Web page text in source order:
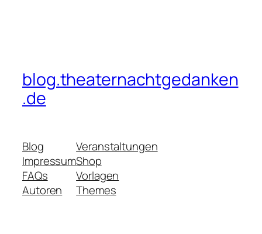
blog.theaternachtgedanken
.de
Blog
Impressum
FAQs
Autoren
Veranstaltungen
Shop
Vorlagen
Themes